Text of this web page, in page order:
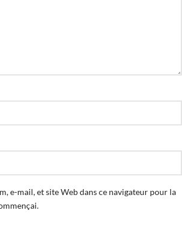
e-mail, et site Web dans ce navigateur pour la